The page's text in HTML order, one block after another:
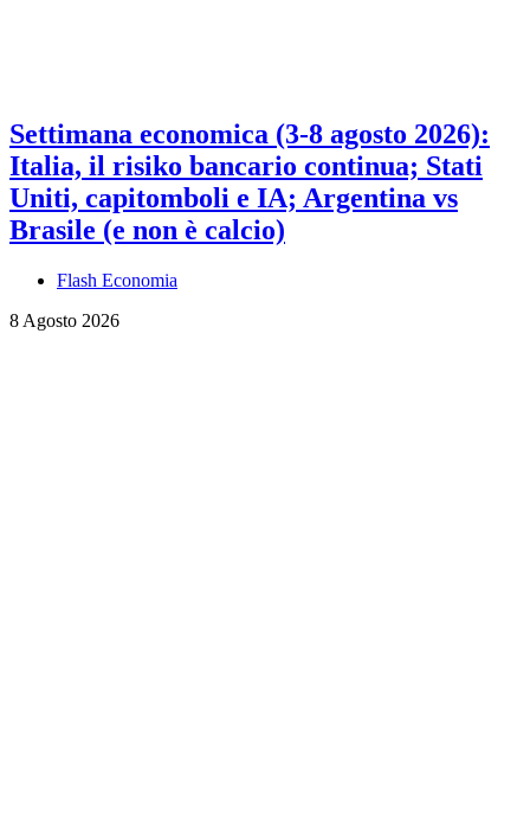
Settimana economica (3-8 agosto 2026):
Italia, il risiko bancario continua; Stati
Uniti, capitomboli e IA; Argentina vs
Brasile (e non è calcio)
Flash Economia
8 Agosto 2026